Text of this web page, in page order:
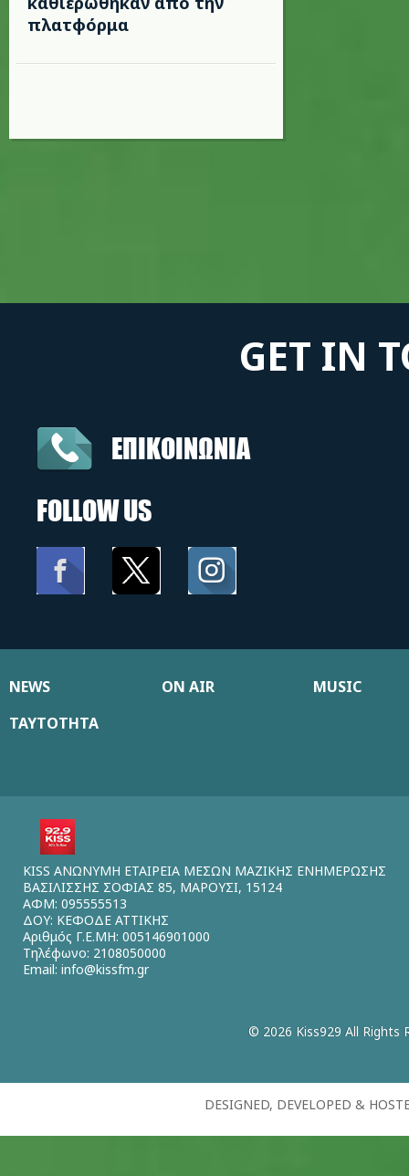
πλατφόρμα
GET IN
ΕΠΙΚΟΙΝΩΝΙΑ
FOLLOW US
NEWS ON AIR
MUSIC
ΤΑΥΤΟΤΗΤΑ
KISS ΑΝΩΝΥΜΗ ΕΤΑΙΡΕΙΑ ΜΕΣΩΝ ΜΑΖΙΚΗΣ ΕΝΗΜΕΡΩΣΗΣ
ΒΑΣΙΛΙΣΣΗΣ ΣΟΦΙΑΣ 85, ΜΑΡΟΥΣΙ, 15124
ΑΦΜ: 095555513
ΔΟΥ: ΚΕΦΟΔΕ ΑΤΤΙΚΗΣ
Αριθμός Γ.Ε.ΜΗ: 005146901000
Τηλέφωνο: 2108050000
Email: info@kissfm.gr
© 2026 Kiss929 All Rights
DESIGNED, DEVELOPED &